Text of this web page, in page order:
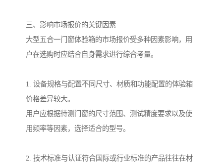
三、影响市场报价的关键因素
大型五合一门窗体验箱的市场报价受多种因素影响，用
户在选购时应结合自身需求进行综合考量。
1. 设备规格与配置不同尺寸、材质和功能配置的体验箱
价格差异较大。
用户应根据待测门窗的尺寸范围、测试精度要求以及使
用频率等因素，选择适合的型号。
2. 技术标准与认证符合国际或行业标准的产品往往在材